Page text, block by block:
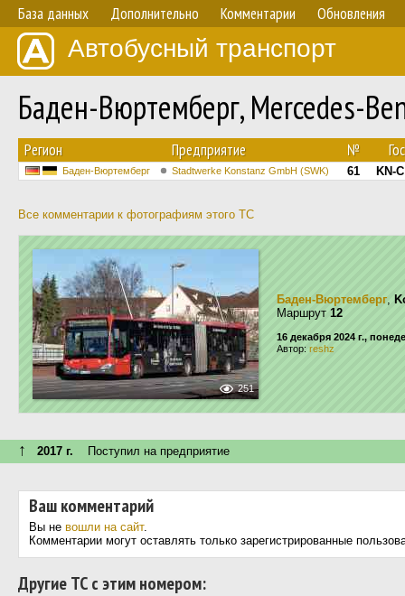
База данных Дополнительно Комментарии Обновления
Автобусный транспорт
Баден-Вюртемберг, Mercedes-
Регион Предприятие №
Баден-Вюртемберг Stadtwerke Konstanz GmbH (SWK) 61 KN-
Все комментарии к фотографиям этого ТС
251
Баден-Вюртемберг,
Маршрут 12
16 декабря 2024 г.,
Автор: reshz
↑ 2017 г. Поступил на предприятие
Ваш комментарий
Вы не вошли на сайт.
Комментарии могут оставлять только зарегистрированные
Другие ТС с этим номером: